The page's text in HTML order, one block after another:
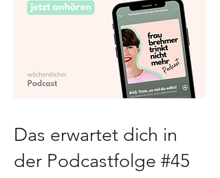
Das erwartet dich in
der Podcastfolge #45